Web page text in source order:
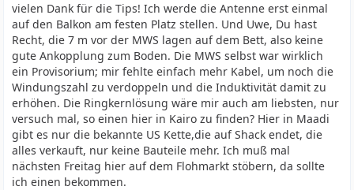
vielen Dank für die Tips! Ich werde die Antenne erst einmal
auf den Balkon am festen Platz stellen. Und Uwe, Du hast
Recht, die 7 m vor der MWS lagen auf dem Bett, also keine
gute Ankopplung zum Boden. Die MWS selbst war wirklich
ein Provisorium; mir fehlte einfach mehr Kabel, um noch die
Windungszahl zu verdoppeln und die Induktivität damit zu
erhöhen. Die Ringkernlösung wäre mir auch am liebsten, nur
versuch mal, so einen hier in Kairo zu finden? Hier in Maadi
gibt es nur die bekannte US Kette,die auf Shack endet, die
alles verkauft, nur keine Bauteile mehr. Ich muß mal
nächsten Freitag hier auf dem Flohmarkt stöbern, da sollte
ich einen bekommen.